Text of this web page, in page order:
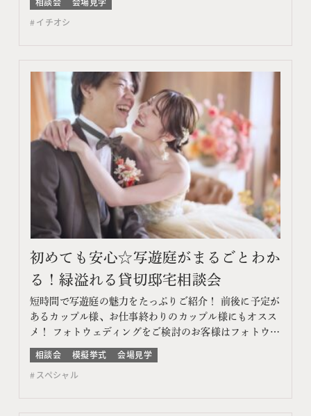
内容 WEBサイトよりフェア予約をしていただき、ご来
館いただいた方限定でエンゲージメントフォトをプレゼ
イチオシ
初めても安心☆写遊庭がまるごとわか
る！緑溢れる貸切邸宅相談会
短時間で写遊庭の魅力をたっぷりご紹介！ 前後に予定が
あるカップル様、お仕事終わりのカップル様にもオスス
メ！ フォトウェディングをご検討のお客様はフォトウェ
ディング相談会よりご予約ください このフェアに含まれ
るコンテンツ フェア特典 特典内容 WEBサイトよりフェ
ア予約をしていただき、ご来館いただいた方限定でエン
相談会 模擬挙式
会場見学
スペシャル